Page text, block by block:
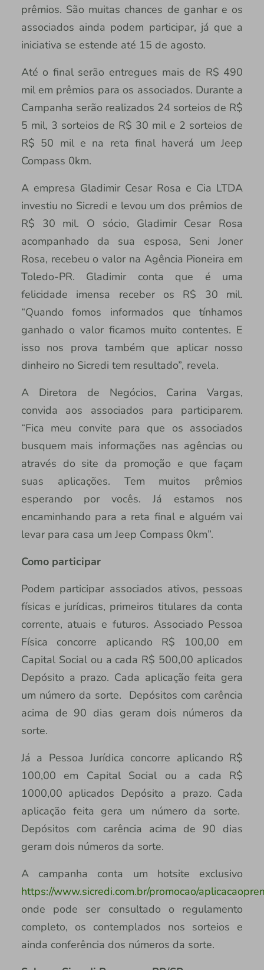
prêmios. São muitas chances de ganhar e os
associados ainda podem participar, já que a
iniciativa se estende até 15 de agosto.
Até o final serão entregues mais de R$ 490
mil em prêmios para os associados. Durante a
Campanha serão realizados 24 sorteios de R$
5 mil, 3 sorteios de R$ 30 mil e 2 sorteios de
R$ 50 mil e na reta final haverá um Jeep
Compass 0km.
A empresa Gladimir Cesar Rosa e Cia LTDA
investiu no Sicredi e levou um dos prêmios de
R$ 30 mil. O sócio, Gladimir Cesar Rosa
acompanhado da sua esposa, Seni Joner
Rosa, recebeu o valor na Agência Pioneira em
Toledo-PR. Gladimir conta que é uma
felicidade imensa receber os R$ 30 mil.
“Quando fomos informados que tínhamos
ganhado o valor ficamos muito contentes. E
isso nos prova também que aplicar nosso
dinheiro no Sicredi tem resultado”, revela.
A Diretora de Negócios, Carina Vargas,
convida aos associados para participarem.
“Fica meu convite para que os associados
busquem mais informações nas agências ou
através do site da promoção e que façam
suas aplicações. Tem muitos prêmios
esperando por vocês. Já estamos nos
encaminhando para a reta final e alguém vai
levar para casa um Jeep Compass 0km”.
Como participar
Podem participar associados ativos, pessoas
físicas e jurídicas, primeiros titulares da conta
corrente, atuais e futuros. Associado Pessoa
Física concorre aplicando R$ 100,00 em
Capital Social ou a cada R$ 500,00 aplicados
Depósito a prazo. Cada aplicação feita gera
um número da sorte. Depósitos com carência
acima de 90 dias geram dois números da
sorte.
Já a Pessoa Jurídica concorre aplicando R$
100,00 em Capital Social ou a cada R$
1000,00 aplicados Depósito a prazo. Cada
aplicação feita gera um número da sorte.
Depósitos com carência acima de 90 dias
geram dois números da sorte.
A campanha conta um hotsite exclusivo
https://www.sicredi.com.br/promocao/
onde pode ser consultado o regulamento
completo, os contemplados nos sorteios e
ainda conferência dos números da sorte.